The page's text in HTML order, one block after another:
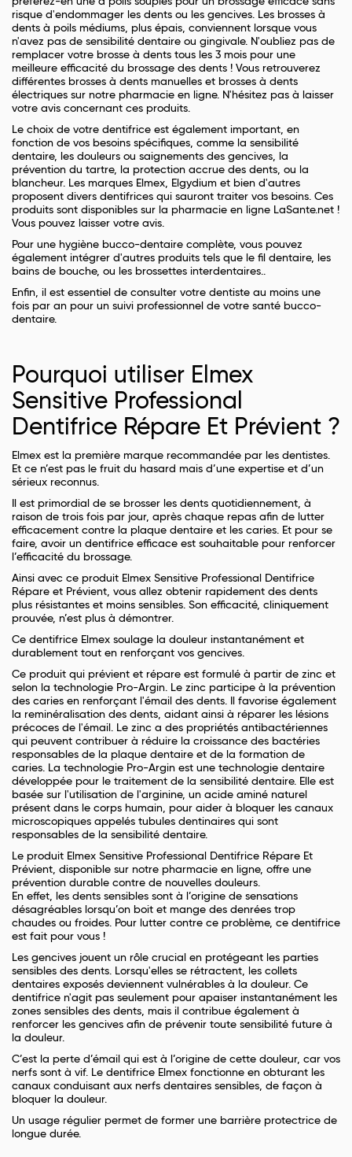
risque d'endommager les dents ou les gencives. Les brosses à
dents à poils médiums, plus épais, conviennent lorsque vous
n'avez pas de sensibilité dentaire ou gingivale. N'oubliez pas de
remplacer votre brosse à dents tous les 3 mois pour une
meilleure efficacité du brossage des dents ! Vous retrouverez
différentes brosses à dents manuelles et brosses à dents
électriques sur notre pharmacie en ligne. N'hésitez pas à laisser
votre avis concernant ces produits.
Le choix de votre dentifrice est également important, en
fonction de vos besoins spécifiques, comme la sensibilité
dentaire, les douleurs ou saignements des gencives, la
prévention du tartre, la protection accrue des dents, ou la
blancheur. Les marques Elmex, Elgydium et bien d'autres
proposent divers dentifrices qui sauront traiter vos besoins. Ces
produits sont disponibles sur la pharmacie en ligne LaSante.net !
Vous pouvez laisser votre avis.
Pour une hygiène bucco-dentaire complète, vous pouvez
également intégrer d'autres produits tels que le fil dentaire, les
bains de bouche, ou les brossettes interdentaires..
Enfin, il est essentiel de consulter votre dentiste au moins une
fois par an pour un suivi professionnel de votre santé bucco-
dentaire.
Pourquoi utiliser Elmex
Sensitive Professional
Dentifrice Répare Et Prévient ?
Elmex est la première marque recommandée par les dentistes.
Et ce n’est pas le fruit du hasard mais d’une expertise et d’un
sérieux reconnus.
Il est primordial de se brosser les dents quotidiennement, à
raison de trois fois par jour, après chaque repas afin de lutter
efficacement contre la plaque dentaire et les caries. Et pour se
faire, avoir un dentifrice efficace est souhaitable pour renforcer
l’efficacité du brossage.
Ainsi avec ce produit Elmex Sensitive Professional Dentifrice
Répare et Prévient, vous allez obtenir rapidement des dents
plus résistantes et moins sensibles. Son efficacité, cliniquement
prouvée, n’est plus à démontrer.
Ce dentifrice Elmex soulage la douleur instantanément et
durablement tout en renforçant vos gencives.
Ce produit qui prévient et répare est formulé à partir de zinc et
selon la technologie Pro-Argin. Le zinc participe à la prévention
des caries en renforçant l'émail des dents. Il favorise également
la reminéralisation des dents, aidant ainsi à réparer les lésions
précoces de l'émail. Le zinc a des propriétés antibactériennes
qui peuvent contribuer à réduire la croissance des bactéries
responsables de la plaque dentaire et de la formation de
caries. La technologie Pro-Argin est une technologie dentaire
développée pour le traitement de la sensibilité dentaire. Elle est
basée sur l'utilisation de l'arginine, un acide aminé naturel
présent dans le corps humain, pour aider à bloquer les canaux
microscopiques appelés tubules dentinaires qui sont
responsables de la sensibilité dentaire.
Le produit Elmex Sensitive Professional Dentifrice Répare Et
Prévient, disponible sur notre pharmacie en ligne, offre une
prévention durable contre de nouvelles douleurs.
En effet, les dents sensibles sont à l’origine de sensations
désagréables lorsqu’on boit et mange des denrées trop
chaudes ou froides. Pour lutter contre ce problème, ce dentifrice
est fait pour vous !
Les gencives jouent un rôle crucial en protégeant les parties
sensibles des dents. Lorsqu'elles se rétractent, les collets
dentaires exposés deviennent vulnérables à la douleur. Ce
dentifrice n'agit pas seulement pour apaiser instantanément les
zones sensibles des dents, mais il contribue également à
renforcer les gencives afin de prévenir toute sensibilité future à
la douleur.
C’est la perte d’émail qui est à l’origine de cette douleur, car vos
nerfs sont à vif. Le dentifrice Elmex fonctionne en obturant les
canaux conduisant aux nerfs dentaires sensibles, de façon à
bloquer la douleur.
Un usage régulier permet de former une barrière protectrice de
longue durée.